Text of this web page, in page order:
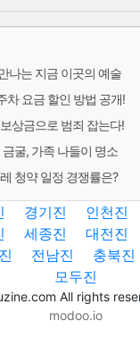
나는 지금 이곳의 예술
차 요금 할인 방법 공개!
상금으로 범죄 잡는다!
굴, 가족 나들이 명소
청약 일정 경쟁률은?
경기진 인천진
세종진 대전진
전남진 충북진
모두진
All rights
modoo.io